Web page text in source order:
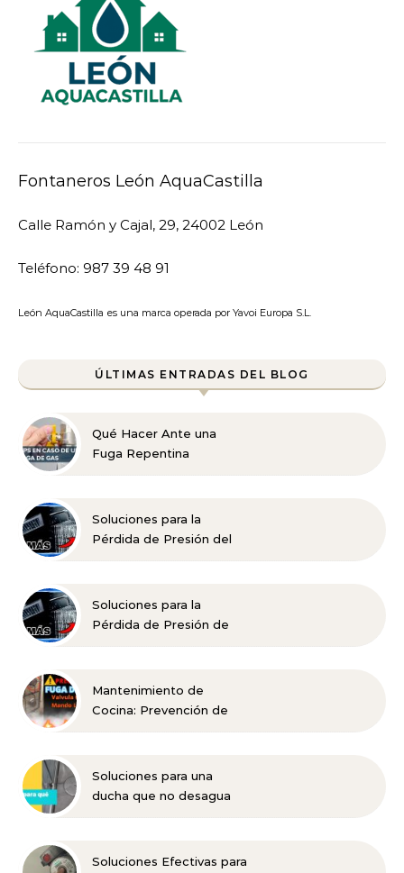
Fontaneros León AquaCastilla
Calle Ramón y Cajal, 29, 24002 León
Teléfono: 987 39 48 91
León AquaCastilla es una marca operada por Yavoi Europa S.L.
ÚLTIMAS ENTRADAS DEL BLOG
Qué Hacer Ante una
Fuga Repentina
Soluciones para la
Pérdida de Presión del
Soluciones para la
Pérdida de Presión de
Mantenimiento de
Cocina: Prevención de
Soluciones para una
ducha que no desagua
Soluciones Efectivas para